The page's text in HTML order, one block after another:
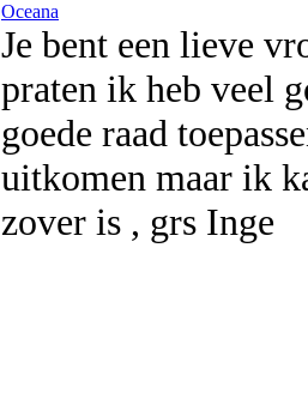
Oceana
Je bent een lieve
praten ik heb veel
goede raad
uitkomen maar ik
zover is , grs Inge